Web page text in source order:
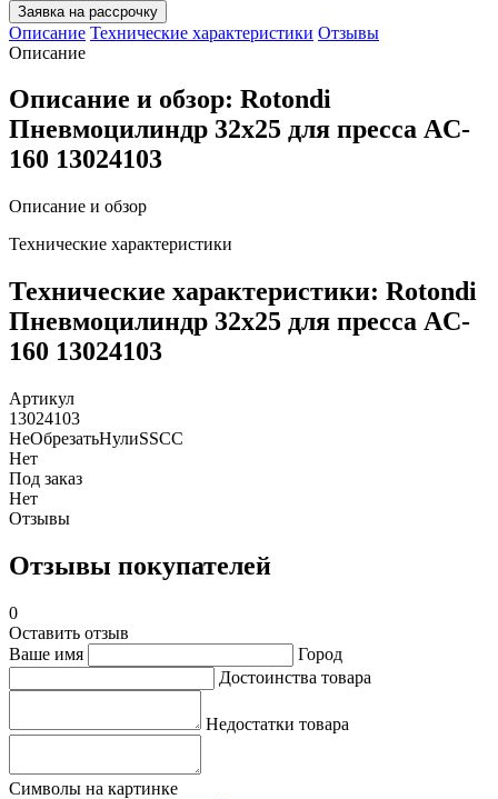
Заявка на рассрочку
Описание Технические характеристики Отзывы
Описание
Описание и обзор: Rotondi
Пневмоцилиндр 32х25 для пресса AC-
160 13024103
Описание и обзор
Технические характеристики
Технические характеристики: Rotondi
Пневмоцилиндр 32х25 для пресса AC-
160 13024103
Артикул
13024103
НеОбрезатьНулиSSCC
Нет
Под заказ
Нет
Отзывы
Отзывы покупателей
0
Оставить отзыв
Ваше имя
Город
Достоинства товара
Недостатки товара
Символы на картинке